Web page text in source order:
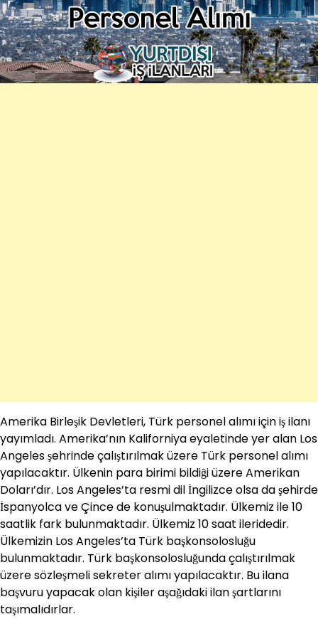
Amerika Birleşik Devletleri, Türk personel alımı için iş ilanı
yayımladı. Amerika’nın Kaliforniya eyaletinde yer alan Los
Angeles şehrinde çalıştırılmak üzere Türk personel alımı
yapılacaktır. Ülkenin para birimi bildiği üzere Amerikan
Doları’dır. Los Angeles’ta resmi dil İngilizce olsa da şehirde
İspanyolca ve Çince de konuşulmaktadır. Ülkemiz ile 10
saatlik fark bulunmaktadır. Ülkemiz 10 saat ileridedir.
Ülkemizin Los Angeles’ta Türk başkonsolosluğu
bulunmaktadır. Türk başkonsolosluğunda çalıştırılmak
üzere sözleşmeli sekreter alımı yapılacaktır. Bu ilana
başvuru yapacak olan kişiler aşağıdaki ilan şartlarını
taşımalıdırlar.